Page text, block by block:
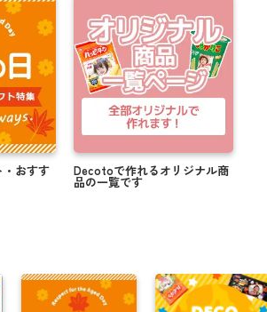
おすす Decotoで作れるオリジナル商
品の一覧です